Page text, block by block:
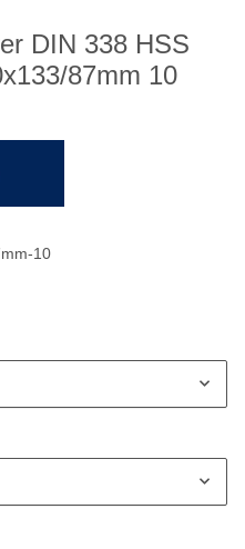
DIN 338 HSS
87mm 10
10